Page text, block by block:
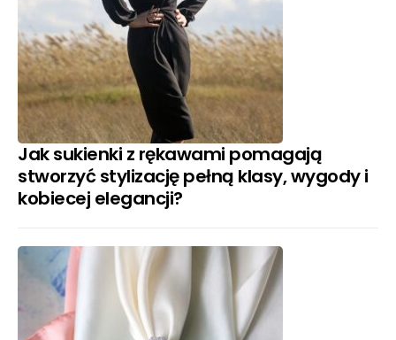
Jak sukienki z rękawami pomagają
stworzyć stylizację pełną klasy, wygody i
kobiecej elegancji?